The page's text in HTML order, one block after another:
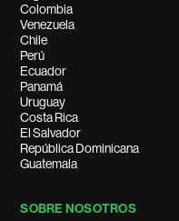
Colombia
Venezuela
Chile
Perú
Ecuador
Panamá
Uruguay
Costa Rica
El Salvador
República Dominicana
Guatemala
SOBRE NOSOTROS